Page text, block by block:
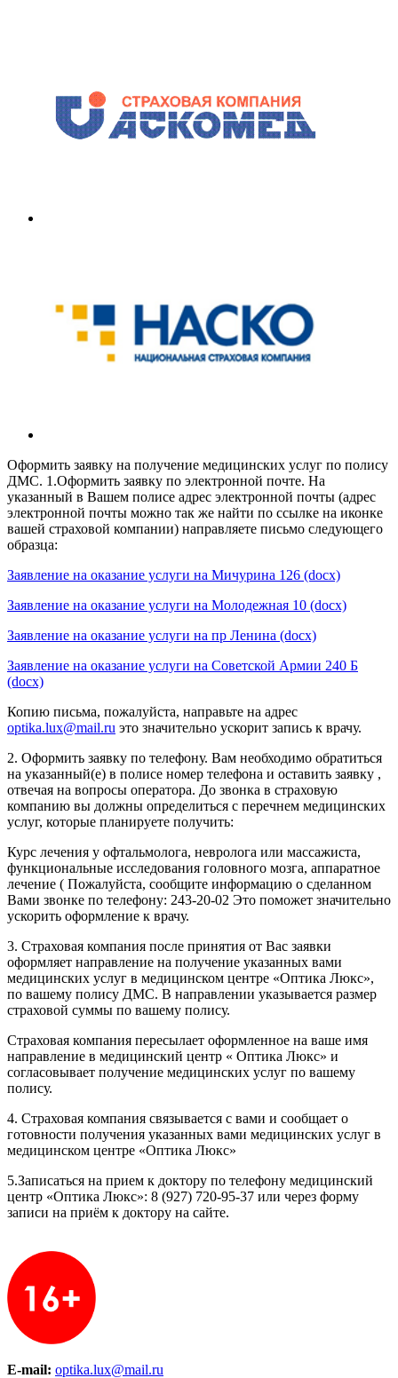
Оформить заявку на получение медицинских услуг по полису
ДМС. 1.Оформить заявку по электронной почте. На
указанный в Вашем полисе адрес электронной почты (адрес
электронной почты можно так же найти по ссылке на иконке
вашей страховой компании) направляете письмо следующего
образца:
Заявление на оказание услуги на Мичурина 126 (docx)
Заявление на оказание услуги на Молодежная 10 (docx)
Заявление на оказание услуги на пр Ленина (docx)
Заявление на оказание услуги на Советской Армии 240 Б
(docx)
Копию письма, пожалуйста, направьте на адрес
optika.lux@mail.ru это значительно ускорит запись к врачу.
2. Оформить заявку по телефону. Вам необходимо обратиться
на указанный(е) в полисе номер телефона и оставить заявку ,
отвечая на вопросы оператора. До звонка в страховую
компанию вы должны определиться с перечнем медицинских
услуг, которые планируете получить:
Курс лечения у офтальмолога, невролога или массажиста,
функциональные исследования головного мозга, аппаратное
лечение ( Пожалуйста, сообщите информацию о сделанном
Вами звонке по телефону: 243-20-02 Это поможет значительно
ускорить оформление к врачу.
3. Страховая компания после принятия от Вас заявки
оформляет направление на получение указанных вами
медицинских услуг в медицинском центре «Оптика Люкс»,
по вашему полису ДМС. В направлении указывается размер
страховой суммы по вашему полису.
Страховая компания пересылает оформленное на ваше имя
направление в медицинский центр « Оптика Люкс» и
согласовывает получение медицинских услуг по вашему
полису.
4. Страховая компания связывается с вами и сообщает о
готовности получения указанных вами медицинских услуг в
медицинском центре «Оптика Люкс»
5.Записаться на прием к доктору по телефону медицинский
центр «Оптика Люкс»: 8 (927) 720-95-37 или через форму
записи на приём к доктору на сайте.
E-mail: optika.lux@mail.ru